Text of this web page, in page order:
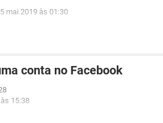
mai 2019 às 01:30
conta no Facebook
15:38